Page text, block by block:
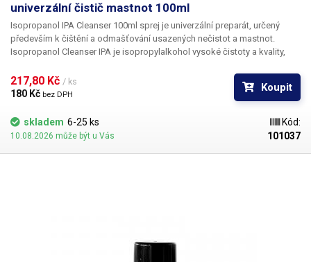
univerzální čistič mastnot 100ml
Isopropanol IPA Cleanser 100ml sprej je univerzální preparát, určený
především k čištění a odmašťování usazených nečistot a mastnot.
Isopropanol Cleanser IPA je isopropylalkohol vysoké čistoty a kvality,
či lesklých kovových površích. Je tedy vhodný například k čištění
optických přístrojů, optických disků CD a DVD, magnetických hlav - VHS
a disketových mechanik, pohonů disků, čištění desek plošných spojů
DPS (PCB) - čištění základních desek vytopených telefonů nebo
odstraňování kalafuny a flux pasty, čištění zrcadel a odstraňování
nánosů mazacích prostředků na ropné bázi.
217,80 Kč / ks
180 Kč bez DPH
Koupit
skladem 6-25 ks
10.08.2026 může být u Vás
Kód:
101037